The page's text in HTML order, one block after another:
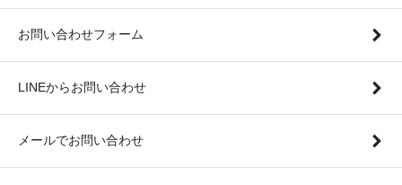
お問い合わせフォーム
LINEからお問い合わせ
メールでお問い合わせ